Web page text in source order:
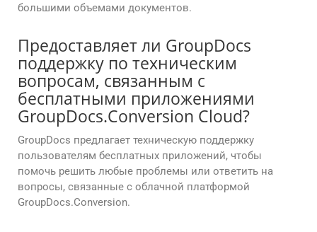
большими объемами документов.
Предоставляет ли GroupDocs
поддержку по техническим
вопросам, связанным с
бесплатными приложениями
GroupDocs.Conversion Cloud?
GroupDocs предлагает техническую поддержку
пользователям бесплатных приложений, чтобы
помочь решить любые проблемы или ответить на
вопросы, связанные с облачной платформой
GroupDocs.Conversion.